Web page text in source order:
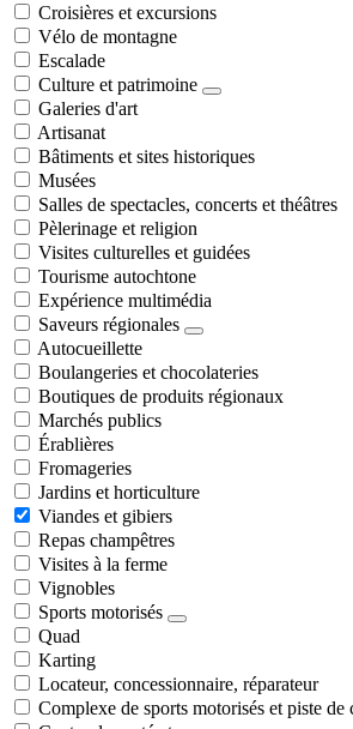
Croisières et excursions
Vélo de montagne
Escalade
Culture et patrimoine
Galeries d'art
Artisanat
Bâtiments et sites historiques
Musées
Salles de spectacles, concerts et théâtres
Pèlerinage et religion
Visites culturelles et guidées
Tourisme autochtone
Expérience multimédia
Saveurs régionales
Autocueillette
Boulangeries et chocolateries
Boutiques de produits régionaux
Marchés publics
Érablières
Fromageries
Jardins et horticulture
Viandes et gibiers
Repas champêtres
Visites à la ferme
Vignobles
Sports motorisés
Quad
Karting
Locateur, concessionnaire, réparateur
Complexe de sports motorisés et piste de